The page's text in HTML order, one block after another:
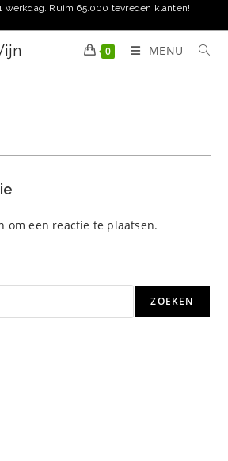
werkdag. Ruim 65.000 tevreden klanten!
0 MENU
om een reactie te plaatsen.
ZOEKEN